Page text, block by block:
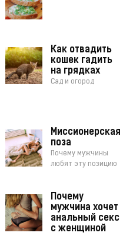
Как отвадить
кошек гадить
на грядках
Сад и огород
Миссионерская
поза
Почему мужчины
любят эту позицию
Почему
мужчина хочет
анальный секс
с женщиной